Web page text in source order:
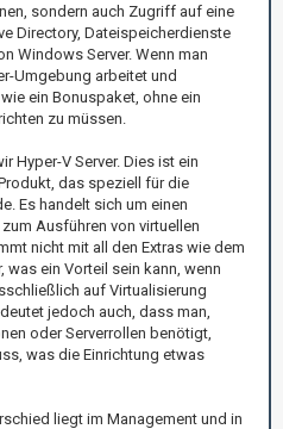
sondern auch Zugriff auf eine
Directory, Dateispeicherdienste
Windows Server. Wenn man
Umgebung arbeitet und
ein Bonuspaket, ohne ein
zu müssen.
Hyper-V Server. Dies ist ein
das speziell für die
Es handelt sich um einen
Ausführen von virtuellen
nicht mit all den Extras wie dem
ein Vorteil sein kann, wenn
auf Virtualisierung
jedoch auch, dass man,
oder Serverrollen benötigt,
was die Einrichtung etwas
liegt im Management und in